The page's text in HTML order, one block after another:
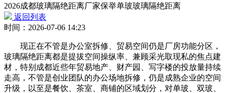
2026成都玻璃隔绝距离厂家保举单玻玻璃隔绝距离
返回列表
时间：2026-07-06 14:23
现正在不管是办公室拆修、贸易空间仍是厂房功能分区，
玻璃隔绝距离都是提拔空间操纵率、兼顾采光取现私的焦点建
材，特别成都近些年贸易地产、财产园、写字楼的投放量持续
走高，不管是创业团队的办公场地拆修，仍是成熟企业的空间
升级，以至是餐饮、茶室、商铺的区域划分，对单玻、双玻、